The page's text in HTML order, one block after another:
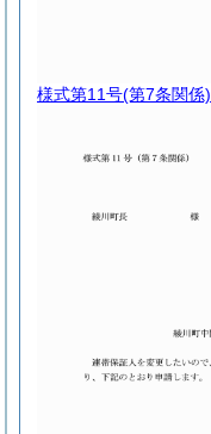
様式第11号(第7条関係)